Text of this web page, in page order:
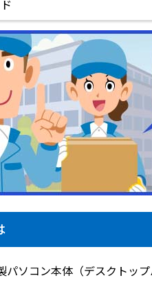
いて
お支
送料
キャ
パソコン本体（デスクトッ